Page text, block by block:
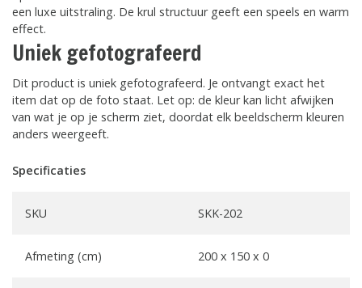
een luxe uitstraling. De krul structuur geeft een speels en warm
effect.
Uniek gefotografeerd
Dit product is uniek gefotografeerd. Je ontvangt exact het
item dat op de foto staat. Let op: de kleur kan licht afwijken
van wat je op je scherm ziet, doordat elk beeldscherm kleuren
anders weergeeft.
Specificaties
SKU SKK-202
Afmeting (cm) 200 x 150 x 0